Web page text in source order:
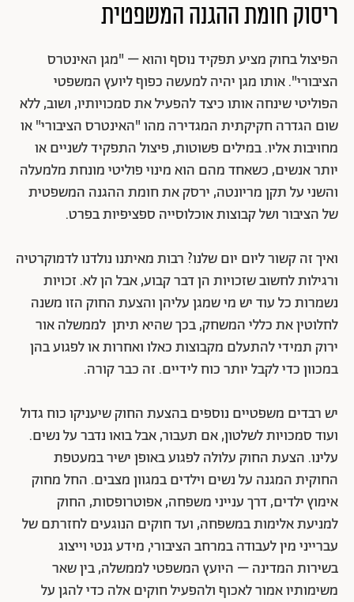
ריסוק חומת ההגנה המשפטית
הפיצול בחוק מציע תפקיד נוסף והוא – "מגן האינטרס
הציבורי". אותו מגן יהיה למעשה כפוף ליועץ המשפטי
הפוליטי שינחה אותו כיצד להפעיל את סמכויותיו, ושוב, ללא
שום הגדרה חקיקתית המגדירה מהו "האינטרס הציבורי" או
מחויבות אליו. במילים פשוטות, פיצול התפקיד לשניים או
יותר אנשים, כשאחד מהם הוא מינוי פוליטי מונחת מלמעלה
והשני על תקן מריונטה, ירסק את חומת ההגנה המשפטית
של הציבור ושל קבוצות אוכלוסייה ספציפיות בפרט.
ואיך זה קשור ליום יום שלנו? רבות מאיתנו נולדנו לדמוקרטיה
ורגילות לחשוב שזכויות הן דבר קבוע, אבל הן לא. זכויות
נשמרות כל עוד יש מי שמגן עליהן והצעת החוק הזו משנה
לחלוטין את כללי המשחק, בכך שהיא תיתן לממשלה אור
ירוק תמידי להתעלם מקבוצות כאלו ואחרות או לפגוע בהן
במכוון כדי לקבל יותר כוח לידיים. זה כבר קורה.
יש רבדים משפטיים נוספים בהצעת החוק שיעניקו כוח גדול
ועוד סמכויות לשלטון, אם תעבור, אבל בואו נדבר על נשים.
עלינו. הצעת החוק עלולה לפגוע באופן ישיר במעטפת
החוקית המגנה על נשים וילדים במגוון מצבים. החל מחוק
אימוץ ילדים, דרך ענייני משפחה, אפוטרופסות, החוק
למניעת אלימות במשפחה, ועד חוקים הנוגעים לחזרתם של
עברייני מין לעבודה במרחב הציבורי, מידע גנטי וייצוג
בשירות המדינה – היועץ המשפטי לממשלה, בין שאר
משימותיו אמור לאכוף ולהפעיל חוקים אלה כדי להגן על